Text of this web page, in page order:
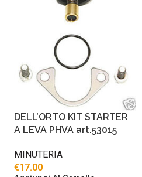
DELL’ORTO KIT STARTER
A LEVA PHVA art.53015
MINUTERIA
€17.00